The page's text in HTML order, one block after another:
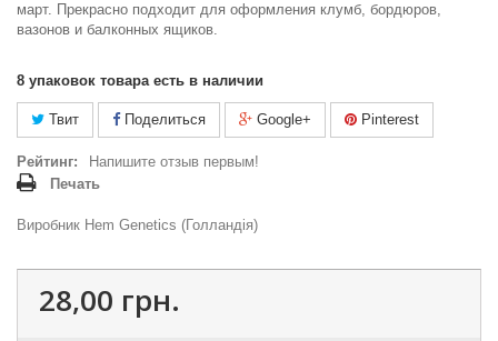
март. Прекрасно подходит для оформления клумб, бордюров,
вазонов и балконных ящиков.
8 упаковок товара есть в наличии
Твит Поделиться Google+ Pinterest
Рейтинг:
Напишите отзыв первым!
Печать
Виробник Hem Genetics (Голландія)
28,00 грн.